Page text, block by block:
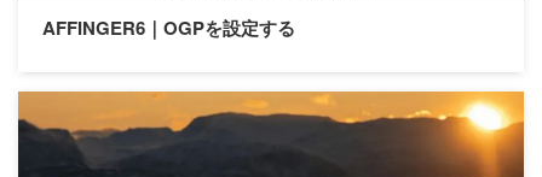
のやり方
2pv
AFFINGER6｜OGPを設定する